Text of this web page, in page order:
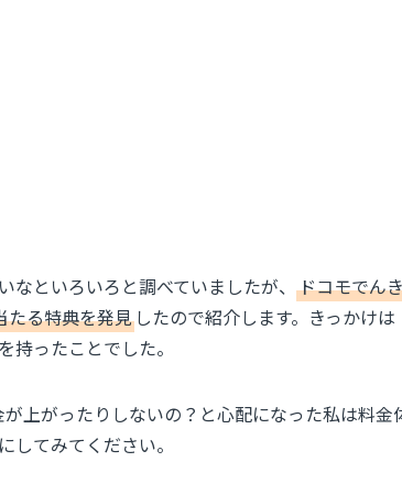
といろいろと調べていましたが、 ドコモでん
たる特典を発見 したので紹介します。きっかけ
持ったことでした。
上がったりしないの？と心配になった私は料
してみてください。